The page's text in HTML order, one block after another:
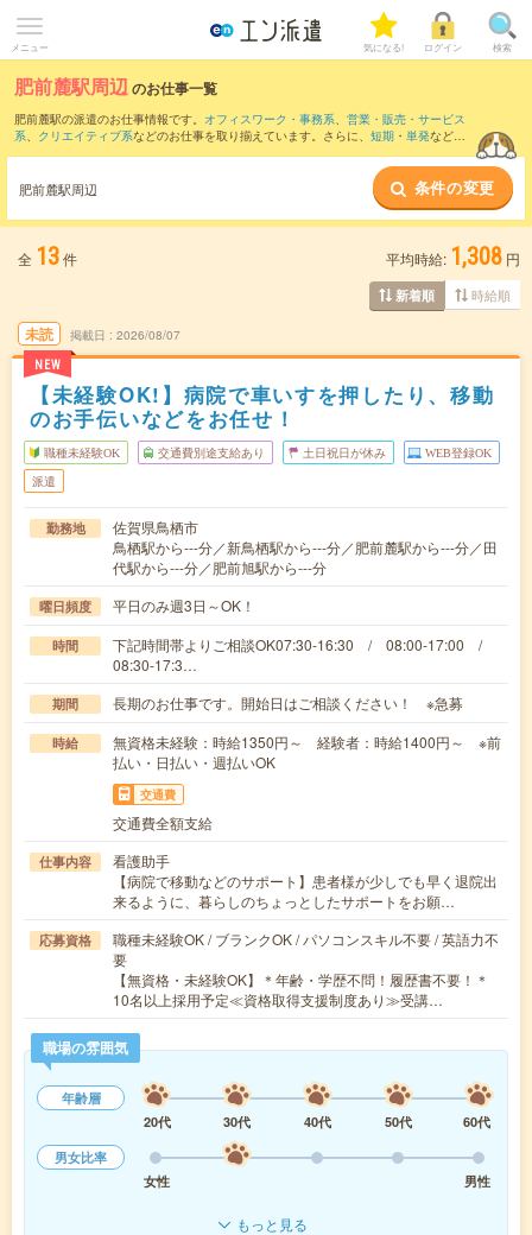
メニュー 気になる! ログイン 検索
肥前麓駅周辺のお仕事一覧
肥前麓駅の派遣のお仕事情報です。 オフィスワーク・事務系、 営業・販売・サービス
系、 クリエイティブ系などのお仕事を取り揃えています。さらに、 短期 ・ 単発などの
また、鳥栖駅・ 朝倉街道駅など近隣駅の
お仕事もご確認いただけます。
肥前麓駅周辺 条件の変更
全 13件 平均時給: 1,308 円
新着順 時給順
未読
NEW
掲載日 2026/08/07
【未経験OK!】病院で車いすを押したり、移動
のお手伝いなどをお任せ！
職種未経験OK 交通費別途支給あり 土日祝日が休み WEB登録OK
派遣
勤務地
佐賀県鳥栖市
鳥栖駅から---分／新鳥栖駅から---分／肥前麓駅から---分／田
代駅から---分／肥前旭駅から---分
曜日頻度 平日のみ週3日～OK！
時間
下記時間帯よりご相談OK07:30-16:30 / 08:00-17:00 /
08:30-17:3…
期間 長期のお仕事です。開始日はご相談ください！ ※急募
時給
無資格未経験：時給1350円～ 経験者：時給1400円～ ※前
払い・日払い・週払いOK
交通費
交通費全額支給
仕事内容
看護助手
【病院で移動などのサポート】患者様が少しでも早く退院出
来るように、暮らしのちょっとしたサポートをお願…
応募資格
職種未経験OK / ブランクOK / パソコンスキル不要 / 英語力不
要
【無資格・未経験OK】＊年齢・学歴不問！履歴書不要！＊
10名以上採用予定≪資格取得支援制度あり≫受講…
職場の雰囲気
年齢層
20代
30代 40代 50代
60代
男女比率
女性
男性
もっと見る